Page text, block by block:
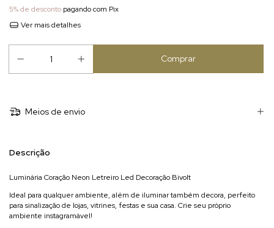
5% de desconto pagando com Pix
Ver mais detalhes
Meios de envio
Descrição
Luminária Coração Neon Letreiro Led Decoração Bivolt
Ideal para qualquer ambiente, além de iluminar também decora, perfeito
para sinalização de lojas, vitrines, festas e sua casa. Crie seu próprio
ambiente instagramável!